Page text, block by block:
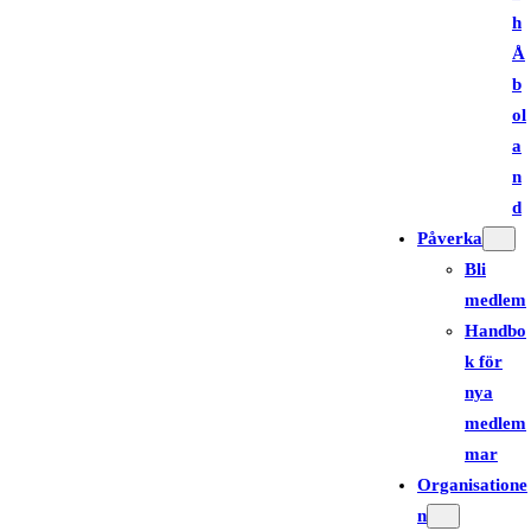
h
Å
b
ol
a
n
d
Påverka
Bli
medlem
Handbo
k för
nya
medlem
mar
Organisatione
n